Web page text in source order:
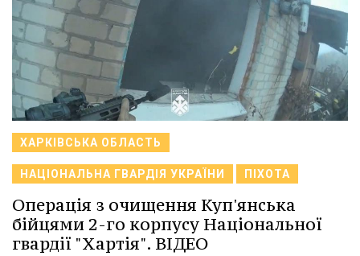
ХАРКІВСЬКА ОБЛАСТЬ
НАЦІОНАЛЬНА ГВАРДІЯ УКРАЇНИ ПІХОТА
Операція з очищення Куп'янська
бійцями 2-го корпусу Національної
гвардії "Хартія". ВІДЕО